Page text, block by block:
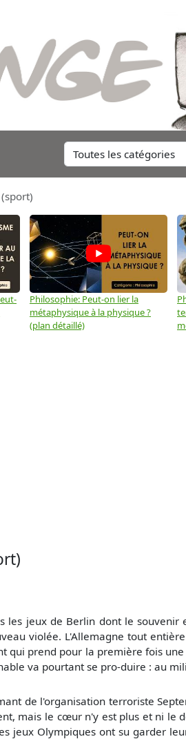
(sport)
Philosophie: Peut-on lier la
métaphysique à la physique ?
(plan détaillé)
les jeux de Berlin dont le
violée. L'Allemagne tout
qui prend pour la première fois
va pourtant se pro-duire : au
de l'organisation terroriste
mais le cœur n'y est plus et ni le
jeux Olympiques ont su garder